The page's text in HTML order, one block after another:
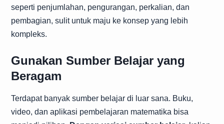
seperti penjumlahan, pengurangan, perkalian, dan
pembagian, sulit untuk maju ke konsep yang lebih
kompleks.
Gunakan Sumber Belajar yang
Beragam
Terdapat banyak sumber belajar di luar sana. Buku,
video, dan aplikasi pembelajaran matematika bisa